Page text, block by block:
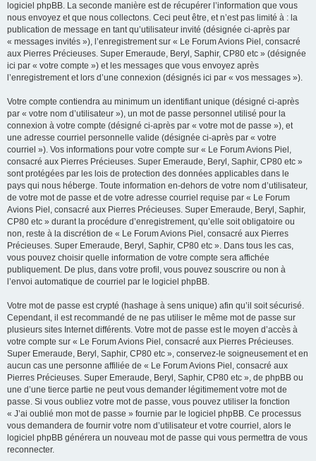
logiciel phpBB. La seconde manière est de récupérer l’information que vous
nous envoyez et que nous collectons. Ceci peut être, et n’est pas limité à : la
publication de message en tant qu’utilisateur invité (désignée ci-après par
« messages invités »), l’enregistrement sur « Le Forum Avions Piel, consacré
aux Pierres Précieuses. Super Emeraude, Beryl, Saphir, CP80 etc » (désignée
ici par « votre compte ») et les messages que vous envoyez après
l’enregistrement et lors d’une connexion (désignés ici par « vos messages »).
Votre compte contiendra au minimum un identifiant unique (désigné ci-après
par « votre nom d’utilisateur »), un mot de passe personnel utilisé pour la
connexion à votre compte (désigné ci-après par « votre mot de passe »), et
une adresse courriel personnelle valide (désignée ci-après par « votre
courriel »). Vos informations pour votre compte sur « Le Forum Avions Piel,
consacré aux Pierres Précieuses. Super Emeraude, Beryl, Saphir, CP80 etc »
sont protégées par les lois de protection des données applicables dans le
pays qui nous héberge. Toute information en-dehors de votre nom d’utilisateur,
de votre mot de passe et de votre adresse courriel requise par « Le Forum
Avions Piel, consacré aux Pierres Précieuses. Super Emeraude, Beryl, Saphir,
CP80 etc » durant la procédure d’enregistrement, qu’elle soit obligatoire ou
non, reste à la discrétion de « Le Forum Avions Piel, consacré aux Pierres
Précieuses. Super Emeraude, Beryl, Saphir, CP80 etc ». Dans tous les cas,
vous pouvez choisir quelle information de votre compte sera affichée
publiquement. De plus, dans votre profil, vous pouvez souscrire ou non à
l’envoi automatique de courriel par le logiciel phpBB.
Votre mot de passe est crypté (hashage à sens unique) afin qu’il soit sécurisé.
Cependant, il est recommandé de ne pas utiliser le même mot de passe sur
plusieurs sites Internet différents. Votre mot de passe est le moyen d’accès à
votre compte sur « Le Forum Avions Piel, consacré aux Pierres Précieuses.
Super Emeraude, Beryl, Saphir, CP80 etc », conservez-le soigneusement et en
aucun cas une personne affiliée de « Le Forum Avions Piel, consacré aux
Pierres Précieuses. Super Emeraude, Beryl, Saphir, CP80 etc », de phpBB ou
une d’une tierce partie ne peut vous demander légitimement votre mot de
passe. Si vous oubliez votre mot de passe, vous pouvez utiliser la fonction
« J’ai oublié mon mot de passe » fournie par le logiciel phpBB. Ce processus
vous demandera de fournir votre nom d’utilisateur et votre courriel, alors le
logiciel phpBB générera un nouveau mot de passe qui vous permettra de vous
reconnecter.